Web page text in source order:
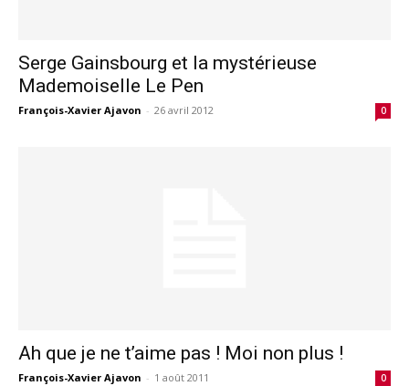
Serge Gainsbourg et la mystérieuse
Mademoiselle Le Pen
François-Xavier Ajavon - 26 avril 2012 0
Ah que je ne t’aime pas ! Moi non plus !
François-Xavier Ajavon - 1 août 2011 0